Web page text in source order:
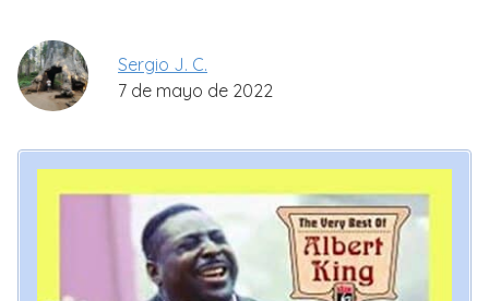
Sergio J. C.
7 de mayo de 2022